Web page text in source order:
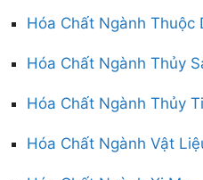
Hóa Chất Ngành Thuộc
Hóa Chất Ngành Thủy
Hóa Chất Ngành Thủy
Hóa Chất Ngành Vật